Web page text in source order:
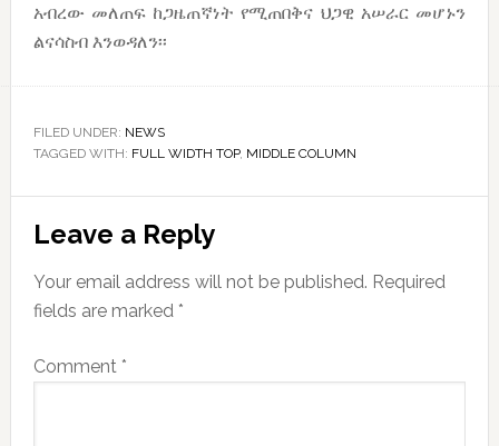
አብረው መለጠፍ ከጋዜጠኛነት የሚጠበቅና ህጋዊ አሠራር መሆኑን
ልናሳስብ እንወዳለን፡፡
FILED UNDER: NEWS
TAGGED WITH: FULL WIDTH TOP, MIDDLE COLUMN
Interactions
Leave a Reply
Your email address will not be published. Required
fields are marked *
Comment *